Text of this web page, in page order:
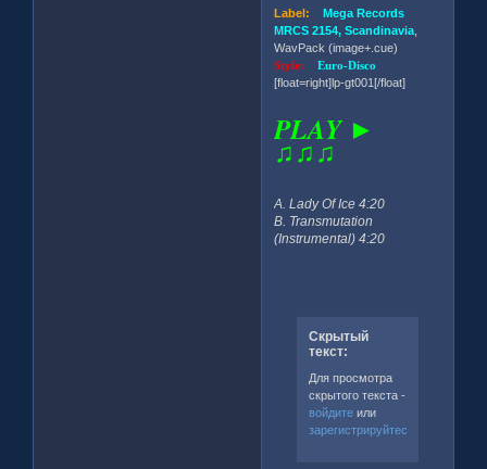
Label: Mega Records
MRCS 2154, Scandinavia
WavPack (image+.cue)
Style:Euro-Disco
[float=right]lp-gt001[/float]
PLAY ►
♫♫♫
A. Lady Of Ice 4:20
B. Transmutation
(Instrumental) 4:20
Скрытый
текст:
Для просмотра
скрытого текста -
войдитеили
зарегистрируйтесь